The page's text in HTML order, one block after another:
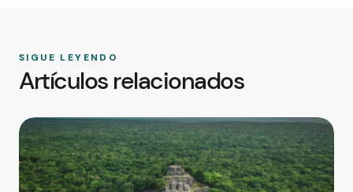
SIGUE LEYENDO
Artículos relacionados